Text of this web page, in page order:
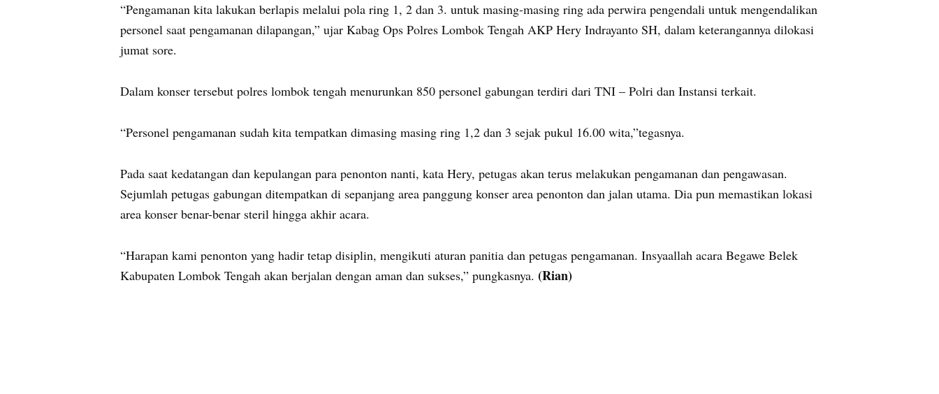
“Pengamanan kita lakukan berlapis melalui pola ring 1, 2 dan 3. untuk masing-masing ring ada perwira pengendali untuk mengendalikan
personel saat pengamanan dilapangan,” ujar Kabag Ops Polres Lombok Tengah AKP Hery Indrayanto SH, dalam keterangannya dilokasi
jumat sore.
Dalam konser tersebut polres lombok tengah menurunkan 850 personel gabungan terdiri dari TNI – Polri dan Instansi terkait.
“Personel pengamanan sudah kita tempatkan dimasing masing ring 1,2 dan 3 sejak pukul 16.00 wita,”tegasnya.
Pada saat kedatangan dan kepulangan para penonton nanti, kata Hery, petugas akan terus melakukan pengamanan dan pengawasan.
Sejumlah petugas gabungan ditempatkan di sepanjang area panggung konser area penonton dan jalan utama. Dia pun memastikan lokasi
area konser benar-benar steril hingga akhir acara.
“Harapan kami penonton yang hadir tetap disiplin, mengikuti aturan panitia dan petugas pengamanan. Insyaallah acara Begawe Belek
Kabupaten Lombok Tengah akan berjalan dengan aman dan sukses,” pungkasnya. (Rian)